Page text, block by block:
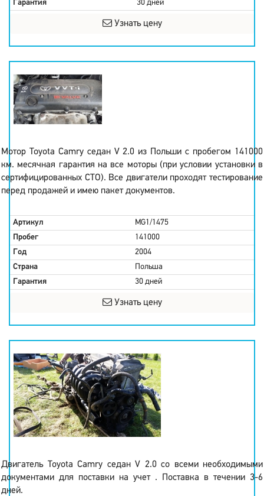
Гарантия
30 дней
Узнать цену
Мотор Toyota Camry седан V 2.0 из Польши с пробегом 141000
км. месячная гарантия на все моторы (при условии установки в
сертифицированных СТО). Все двигатели проходят тестирование
перед продажей и имею пакет документов.
Артикул
MG1/1475
Пробег
141000
Год
2004
Страна
Польша
Гарантия
30 дней
Узнать цену
Двигатель Toyota Camry седан V 2.0 со всеми необходимыми
документами для поставки на учет . Поставка в течении 3-6
дней.